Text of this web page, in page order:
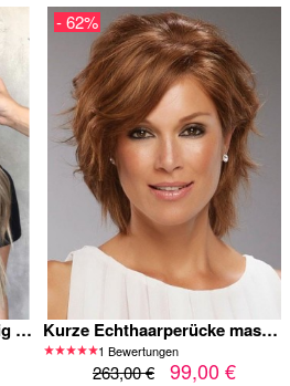
100% Echthaar Süße Wellig Kappenlose Perücke Kurze Echthaarperücke maschinell gefertigt – Kupferbraun & Natürlich
1 Bewertungen
263,00 € 99,00 €
- 62%